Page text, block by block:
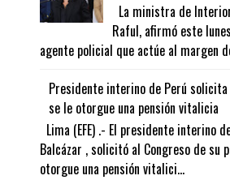
La ministra de
Raful, afirmó este
agente policial que actúe al margen
Presidente interino de Perú solicita
se le otorgue una pensión vitalicia
Lima (EFE) .- El presidente interino
Balcázar , solicitó al Congreso de su
otorgue una pensión vitalici...